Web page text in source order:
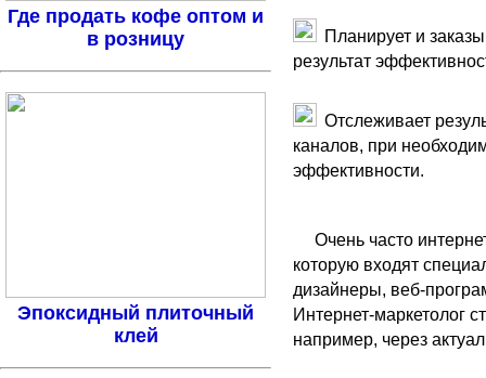
Планирует и
результат
Отслеживает
каналов, при
эффективности.
Очень часто
которую входят
дизайнеры, веб-
Интернет-маркетолог
например, через
Где продать кофе оптом и
в розницу
Эпоксидный плиточный
клей